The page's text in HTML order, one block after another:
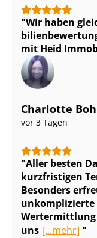
Wir haben
mit Heid
Charlotte
vor 3 Tagen
Aller besten
kurzfristigen
Besonders
unkomplizierte
uns [...mehr]